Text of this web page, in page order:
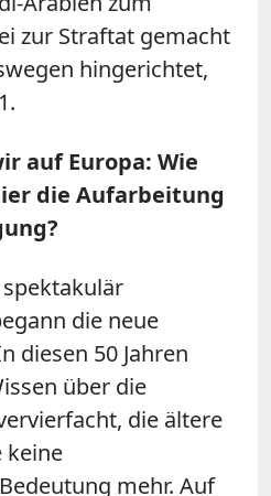
zur Straftat gemacht
hingerichtet,
auf Europa: Wie
die Aufarbeitung
die neue
diesen 50 Jahren
über die
die ältere
keine
mehr. Auf